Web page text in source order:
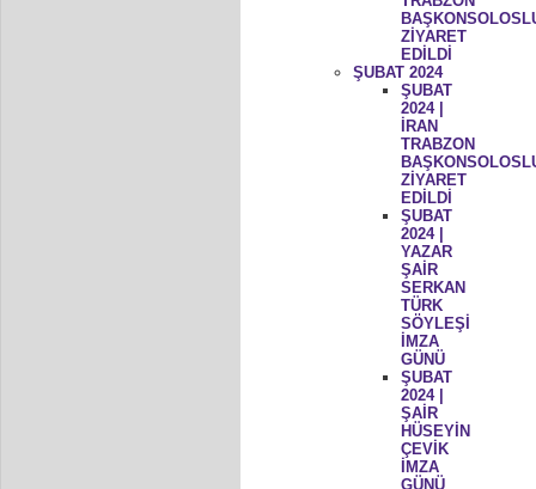
ZİYARET
EDİLDİ
ŞUBAT 2024
ŞUBAT
2024 |
İRAN
TRABZON
ZİYARET
EDİLDİ
ŞUBAT
2024 |
YAZAR
ŞAİR
SERKAN
TÜRK
SÖYLEŞİ
İMZA
GÜNÜ
ŞUBAT
2024 |
ŞAİR
HÜSEYİN
ÇEVİK
İMZA
GÜNÜ